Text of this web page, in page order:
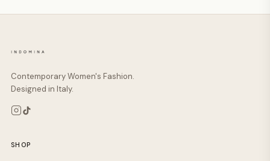
Contemporary Women's Fashion.
Designed in Italy.
SHOP